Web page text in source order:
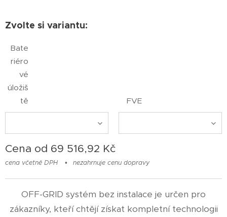
Zvolte si variantu:
Bate
riéro
vé
úložiš
tě
FVE
Cena od 69 516,92 Kč
cena včetně DPH nezahrnuje cenu dopravy
OFF-GRID systém bez instalace je určen pro
zákazníky, kteří chtějí získat kompletní technologii